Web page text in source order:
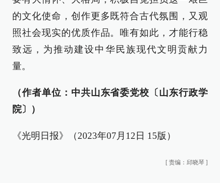
的文化使命，创作更多既符合古代氛围，又观
照社会现实的优质作品。唯有如此，才能行稳
致远，为推动建设中华民族现代文明贡献力
量。
（作者单位：中共山东省委党校〔山东行政学
院〕）
《光明日报》（2023年07月12日 15版）
[ 责编：邱晓琴 ]